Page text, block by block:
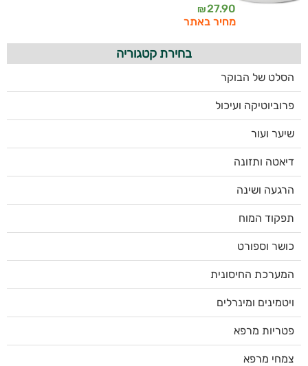
27.90
₪
מחיר באתר
בחירת קטגוריה
הסלט של הבוקר
פרוביוטיקה ועיכול
שיער ועור
דיאטה ותזונה
הרגעה ושינה
תפקוד המוח
כושר וספורט
המערכת החיסונית
ויטמינים ומינרלים
פטריות מרפא
צמחי מרפא